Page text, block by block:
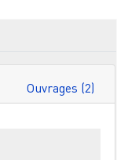
Ouvrages (2)